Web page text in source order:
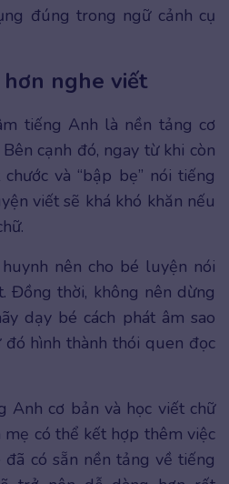
đúng trong ngữ cảnh cụ
nghe viết
tiếng Anh là nền tảng cơ
cạnh đó, ngay từ khi còn
và “bập bẹ” nói tiếng
viết sẽ khá khó khăn nếu
nên cho bé luyện nói
Đồng thời, không nên dừng
dạy bé cách phát âm sao
đó hình thành thói quen đọc
Anh cơ bản và học viết chữ
có thể kết hợp thêm việc
đã có sẵn nền tảng về tiếng